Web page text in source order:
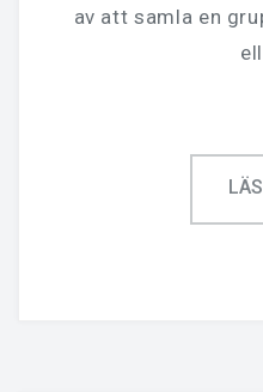
av att samla en